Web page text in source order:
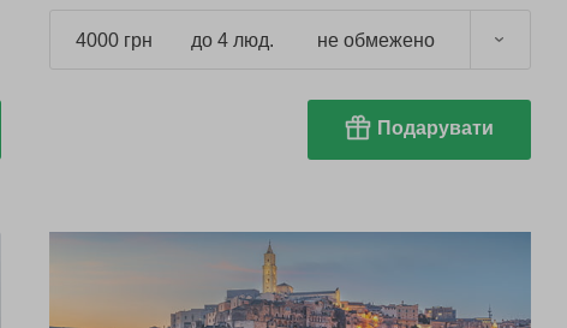
4000 грн до 4 люд. не обмежено
Подарувати